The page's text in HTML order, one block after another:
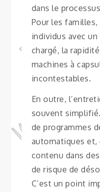
dans le
Pour les
individus avec
chargé, la
machines à
incontestables.
En outre,
souvent
de programmes
automatiques et,
contenu dans
de risque de
C’est un point